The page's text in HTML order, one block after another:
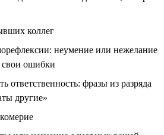
коллег
неумение или нежелание
свои ошибки
ответственность: фразы из разряда
другие»